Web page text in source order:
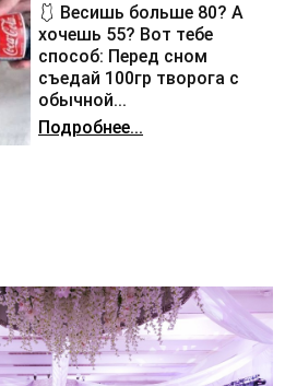
🩱 Весишь больше 80? А
хочешь 55? Вот тебе
способ: Перед сном
съедай 100гр творога с
обычной...
Подробнее...